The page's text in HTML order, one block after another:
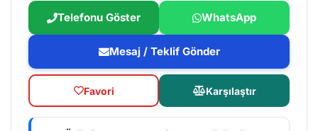
Telefonu Göster WhatsApp
Mesaj / Teklif Gönder
Favori Karşılaştır